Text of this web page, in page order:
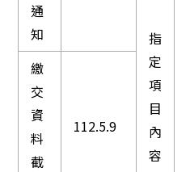
指
定
項
目
內
容
通
知
繳
交
資
料
截
112.5.9